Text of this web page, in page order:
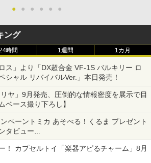
● ● ● ● ● ●
ング
時間 1週間 1カ月
ス」より「DX超合金 VF-1S バルキリー ロ
シャル リバイバルVer.」本日発売！
リヤ」9月発売、圧倒的な情報密度を展示で目
ベース撮り下ろし】
ンペーントミカ あそべる！くるま プレゼント
タビュー
っぱ寿司ならではの体験とコラボの楽しさを
！ カプセルトイ「楽器アピるチャーム」8月